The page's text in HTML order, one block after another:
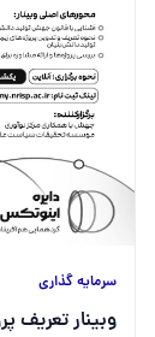
سرمایه گذاری
وبینار تعریف